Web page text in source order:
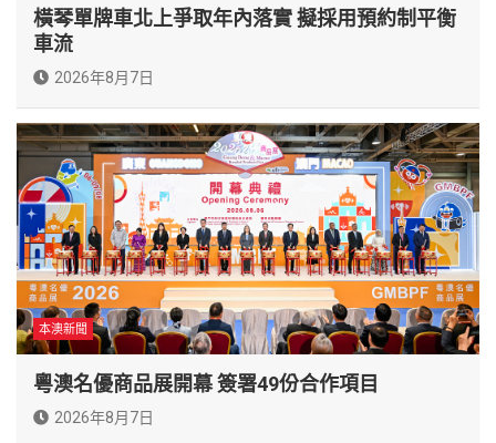
橫琴單牌車北上爭取年內落實 擬採用預約制平衡
車流
2026年8月7日
本澳新聞
粵澳名優商品展開幕 簽署49份合作項目
2026年8月7日